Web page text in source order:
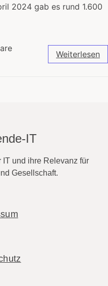
2024 gab es rund 1.600
Weiterlesen
IT
und ihre Relevanz für
Gesellschaft.